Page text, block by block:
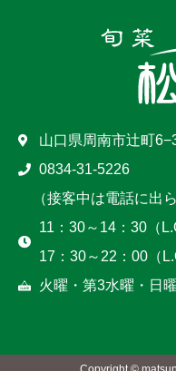
山口県周南市辻町
0834-31-5226
（接客中は電話に出
11：30～14：30（
17：30～22：00（
火曜・第3水曜・日